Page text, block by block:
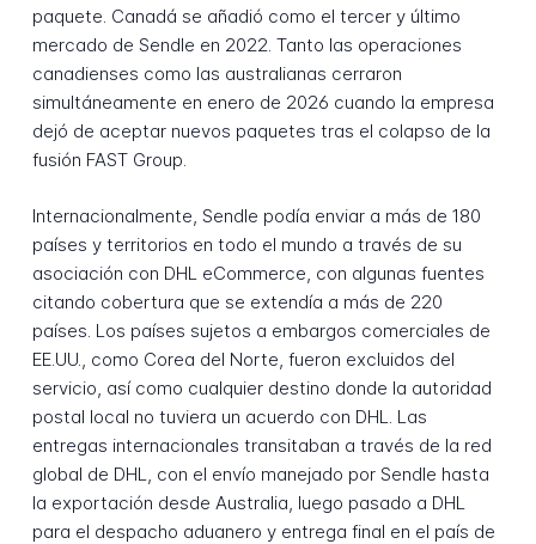
paquete. Canadá se añadió como el tercer y último
mercado de Sendle en 2022. Tanto las operaciones
canadienses como las australianas cerraron
simultáneamente en enero de 2026 cuando la empresa
dejó de aceptar nuevos paquetes tras el colapso de la
fusión FAST Group.
Internacionalmente, Sendle podía enviar a más de 180
países y territorios en todo el mundo a través de su
asociación con DHL eCommerce, con algunas fuentes
citando cobertura que se extendía a más de 220
países. Los países sujetos a embargos comerciales de
EE.UU., como Corea del Norte, fueron excluidos del
servicio, así como cualquier destino donde la autoridad
postal local no tuviera un acuerdo con DHL. Las
entregas internacionales transitaban a través de la red
global de DHL, con el envío manejado por Sendle hasta
la exportación desde Australia, luego pasado a DHL
para el despacho aduanero y entrega final en el país de